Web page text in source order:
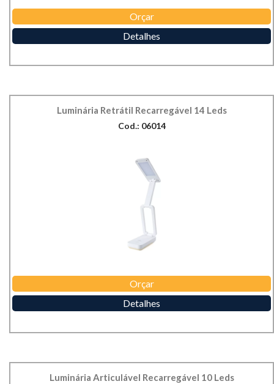
Orçar
Detalhes
Luminária Retrátil Recarregável 14 Leds
Cod.: 06014
Orçar
Detalhes
Luminária Articulável Recarregável 10 Leds